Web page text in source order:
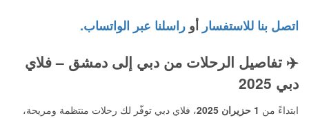
اتصل بنا للاستفسار أو راسلنا عبر الواتساب.
✈️ تفاصيل الرحلات من دبي إلى دمشق – فلاي
دبي 2025
ابتداءً من 1 حزيران 2025
، فلاي دبي توفّر لك رحلات منتظمة ومريحة،